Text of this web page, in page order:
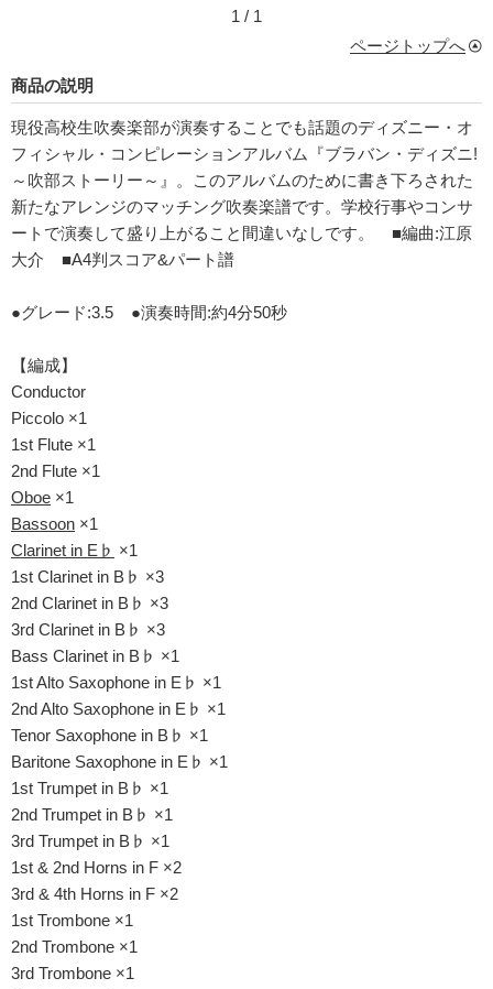
1 / 1
ページトップへ
商品の説明
現役高校生吹奏楽部が演奏することでも話題のディズニー・オ
フィシャル・コンピレーションアルバム『ブラバン・ディズニ!
～吹部ストーリー～』。このアルバムのために書き下ろされた
新たなアレンジのマッチング吹奏楽譜です。学校行事やコンサ
ートで演奏して盛り上がること間違いなしです。 ■編曲:江原
大介 ■A4判スコア&パート譜
●グレード:3.5 ●演奏時間:約4分50秒
【編成】
Conductor
Piccolo ×1
1st Flute ×1
2nd Flute ×1
Oboe ×1
Bassoon ×1
Clarinet in E♭ ×1
1st Clarinet in B♭ ×3
2nd Clarinet in B♭ ×3
3rd Clarinet in B♭ ×3
Bass Clarinet in B♭ ×1
1st Alto Saxophone in E♭ ×1
2nd Alto Saxophone in E♭ ×1
Tenor Saxophone in B♭ ×1
Baritone Saxophone in E♭ ×1
1st Trumpet in B♭ ×1
2nd Trumpet in B♭ ×1
3rd Trumpet in B♭ ×1
1st & 2nd Horns in F ×2
3rd & 4th Horns in F ×2
1st Trombone ×1
2nd Trombone ×1
3rd Trombone ×1